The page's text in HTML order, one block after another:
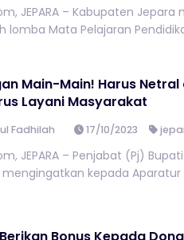
JEPARA – Kabupaten Jepara
lomba Mata Pelajaran
Main-Main! Harus Netral
Layani Masyarakat
Fadhilah 17/10/2023
JEPARA – Penjabat (Pj)
kepada Aparatur